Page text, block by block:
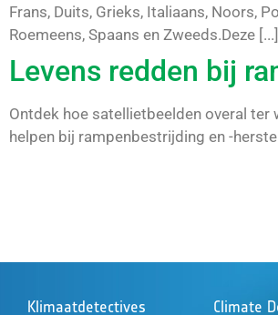
Frans, Duits, Grieks, Italiaans, Noors,
Roemeens, Spaans en Zweeds.Deze [...]
Levens redden bij
Ontdek hoe satellietbeelden overal ter
helpen bij rampenbestrijding en -
Klimaatdetectives
Climate